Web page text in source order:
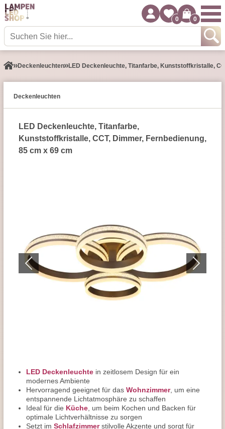
0 0
Decken­leuchten LED Deckenleuchte, Titanfarbe, Kunststoffkristalle,
Decken­leuchten
LED Deckenleuchte, Titanfarbe,
Kunststoffkristalle, CCT, Dimmer, Fernbedienung,
85 cm x 69 cm
LED Deckenleuchte in zeitlosem Design für ein
modernes Ambiente
Hervorragend geeignet für das Wohnzimmer, um eine
entspannende Lichtatmosphäre zu schaffen
Ideal für die Küche , um beim Kochen und Backen für
optimale Lichtverhältnisse zu sorgen
Setzt im Schlafzimmerstilvolle Akzente und sorgt für